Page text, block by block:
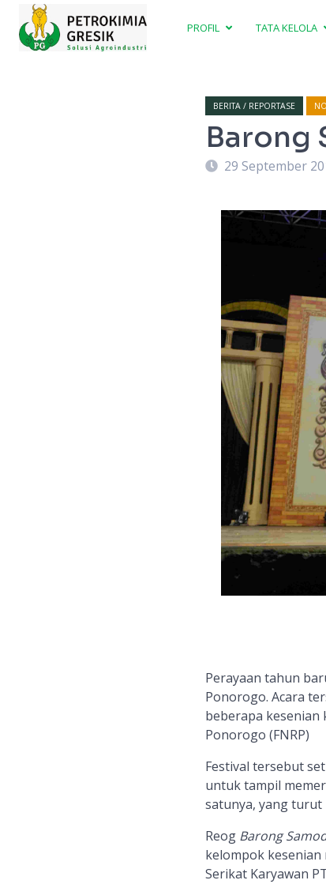
PROFIL TATA KELOLA
BERITA / REPORTASE
Barong
29 September
Perayaan tahun
Ponorogo. Acara
beberapa kesenian
Ponorogo (FNRP)
Festival tersebut
untuktampil
satunya, yang turut
Reog Barong
kelompok kesenian
Serikat Karyawan